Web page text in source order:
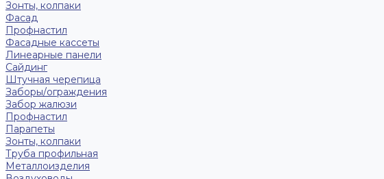
Зонты, колпаки
Фасад
Профнастил
Фасадные кассеты
Линеарные панели
Сайдинг
Штучная черепица
Заборы/ограждения
Забор жалюзи
Профнастил
Парапеты
Зонты, колпаки
Труба профильная
Металлоизделия